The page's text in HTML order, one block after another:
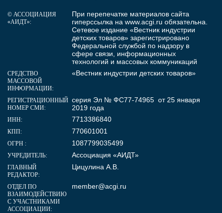
© АССОЦИАЦИЯ
«АИДТ»:
При перепечатке материалов сайта
гиперссылка на www.acgi.ru обязательна.
Сетевое издание «Вестник индустрии
детских товаров» зарегистрировано
Федеральной службой по надзору в
сфере связи, информационных
технологий и массовых коммуникаций
СРЕДСТВО
МАССОВОЙ
ИНФОРМАЦИИ:
«Вестник индустрии детских товаров»
РЕГИСТРАЦИОННЫЙ
НОМЕР СМИ:
серия Эл № ФС77-74965 от 25 января
2019 года
ИНН: 7713386840
КПП: 770601001
ОГРН : 1087799035499
УЧРЕДИТЕЛЬ: Ассоциация «АИДТ»
ГЛАВНЫЙ
РЕДАКТОР:
Цицулина А.В.
ОТДЕЛ ПО
ВЗАИМОДЕЙСТВИЮ
С УЧАСТНИКАМИ
АССОЦИАЦИИ:
member@acgi.ru